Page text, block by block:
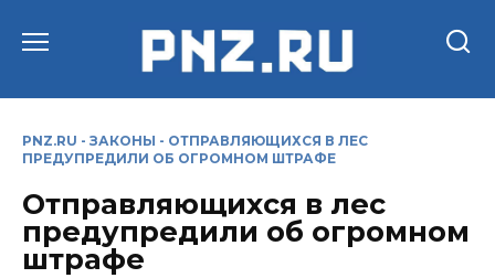
PNZ.RU - ЗАКОНЫ - ОТПРАВЛЯЮЩИХСЯ В ЛЕС
ПРЕДУПРЕДИЛИ ОБ ОГРОМНОМ ШТРАФЕ
Отправляющихся в лес
предупредили об огромном
штрафе